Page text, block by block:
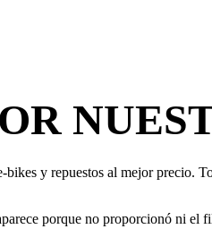
y repuestos al mejor precio.
porque no proporcionó ni el